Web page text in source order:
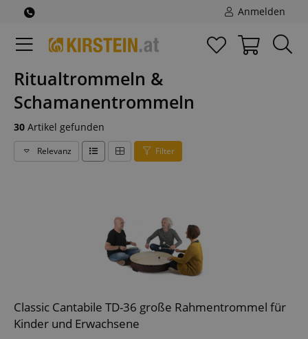
Anmelden
Ritualtrommeln &
Schamanentrommeln
30 Artikel gefunden
Relevanz Filter
Classic Cantabile TD-36 große Rahmentrommel für
Kinder und Erwachsene